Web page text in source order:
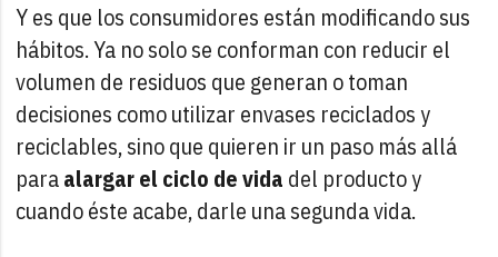
Y es que los consumidores están modificando sus
hábitos. Ya no solo se conforman con reducir el
volumen de residuos que generan o toman
decisiones como utilizar envases reciclados y
reciclables, sino que quieren ir un paso más allá
paraalargar el ciclo de vida del producto y
cuando éste acabe, darle una segunda vida.